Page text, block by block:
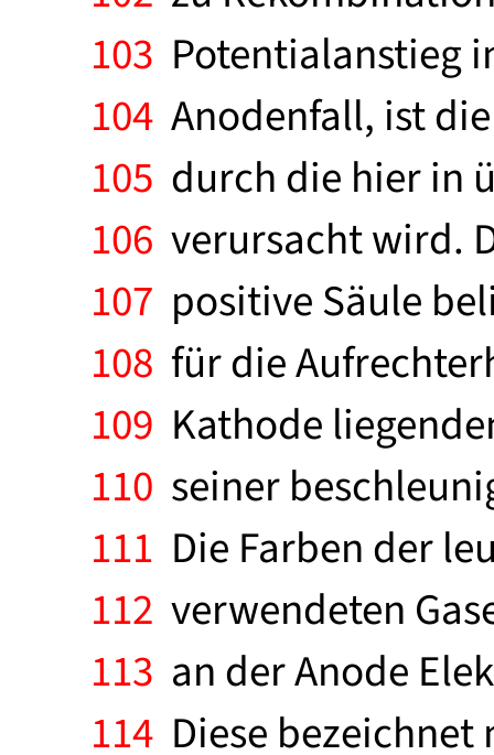
103 Potentialanstieg
104 Anodenfall, ist
105 durch die hier in
106 verursacht wird.
107 positive Säule
108 für die
109 Kathode
110 seiner
111 Die Farben der
112 verwendeten
113 an der Anode
114 Diese